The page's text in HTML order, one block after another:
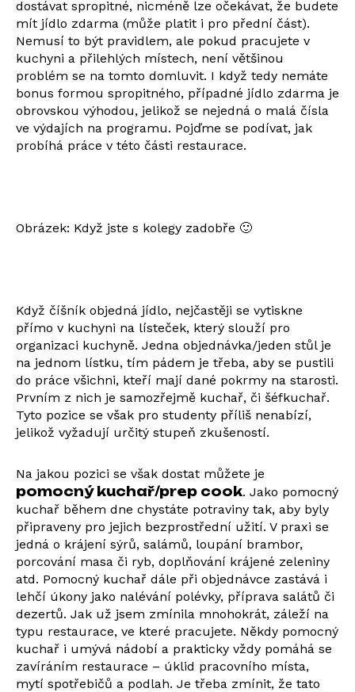
dostávat spropitné, nicméně lze očekávat, že budete
mít jídlo zdarma (může platit i pro přední část).
Nemusí to být pravidlem, ale pokud pracujete v
kuchyni a přilehlých místech, není většinou
problém se na tomto domluvit. I když tedy nemáte
bonus formou spropitného, případné jídlo zdarma je
obrovskou výhodou, jelikož se nejedná o malá čísla
ve výdajích na programu. Pojďme se podívat, jak
probíhá práce v této části restaurace.
Obrázek: Když jste s kolegy zadobře 🙂
Když číšník objedná jídlo, nejčastěji se vytiskne
přímo v kuchyni na lísteček, který slouží pro
organizaci kuchyně. Jedna objednávka/jeden stůl je
na jednom lístku, tím pádem je třeba, aby se pustili
do práce všichni, kteří mají dané pokrmy na starosti.
Prvním z nich je samozřejmě kuchař, či šéfkuchař.
Tyto pozice se však pro studenty příliš nenabízí,
jelikož vyžadují určitý stupeň zkušeností.
Na jakou pozici se však dostat můžete je
pomocný kuchař/prep cook. Jako pomocný
kuchař během dne chystáte potraviny tak, aby byly
připraveny pro jejich bezprostřední užití. V praxi se
jedná o krájení sýrů, salámů, loupání brambor,
porcování masa či ryb, doplňování krájené zeleniny
atd. Pomocný kuchař dále při objednávce zastává i
lehčí úkony jako nalévání polévky, příprava salátů či
dezertů. Jak už jsem zmínila mnohokrát, záleží na
typu restaurace, ve které pracujete. Někdy pomocný
kuchař i umývá nádobí a prakticky vždy pomáhá se
zavíráním restaurace – úklid pracovního místa,
mytí spotřebičů a podlah. Je třeba zmínit, že tato